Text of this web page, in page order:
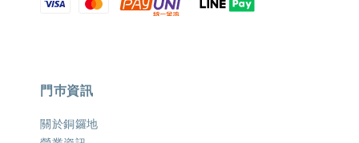
門巿資訊
關於銅鑼地